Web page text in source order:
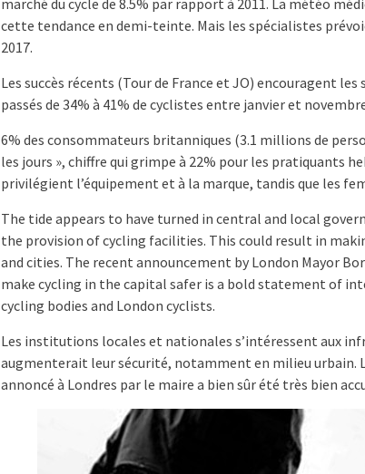
marché du cycle de 8.5% par rapport à 2011. La météo
cette tendance en demi-teinte. Mais les spécialistes
2017.
Les succès récents (Tour de France et JO) encouragent les
passés de 34% à 41% de cyclistes entre janvier et
6% des consommateurs britanniques (3.1 millions de
les jours », chiffre qui grimpe à 22% pour les pratiquants
privilégient l’équipement et à la marque, tandis que les
The tide appears to have turned in central and local
the provision of cycling facilities. This could result in
and cities. The recent announcement by London Mayor
make cycling in the capital safer is a bold statement of
cycling bodies and London cyclists.
Les institutions locales et nationales s’intéressent aux
augmenterait leur sécurité, notamment en milieu urbain.
annoncé à Londres par le maire a bien sûr été très bien